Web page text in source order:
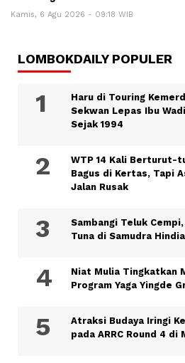
Kamis, 6 Agu 2026 - 09:18 WIB
LOMBOKDAILY POPULER
Haru di Touring
Sekwan Lepas Ibu
Sejak 1994
WTP 14 Kali Berturut-
Bagus di Kertas, Tapi
Jalan Rusak
Sambangi Teluk
Tuna di Samudra Hindia
Niat Mulia Tingkatkan
Program Yaga Yingde
Atraksi Budaya Iringi
pada ARRC Round 4 di